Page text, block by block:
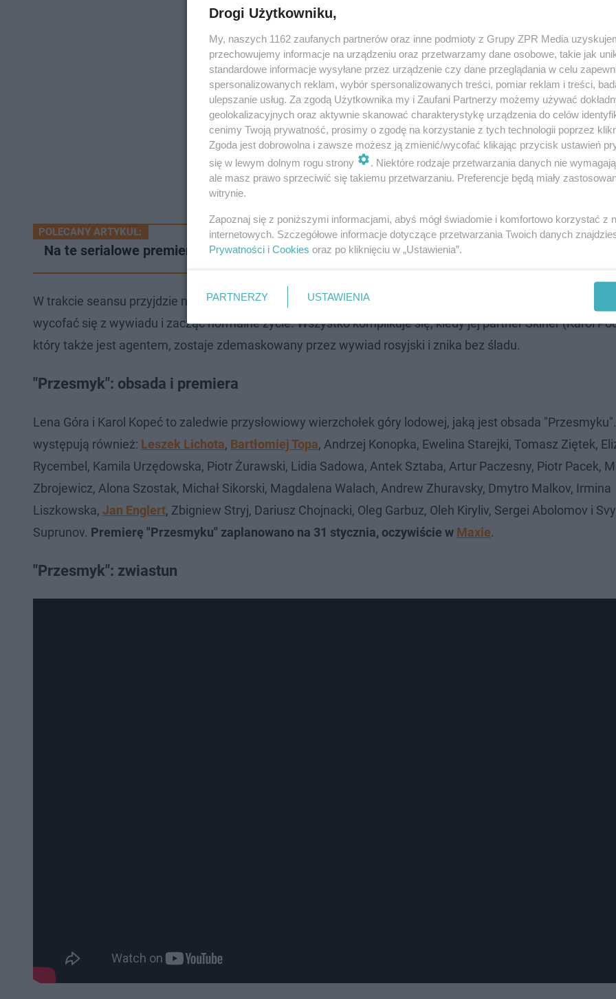
POLECANY ARTYKUŁ:
Na te serialowe premiery warto czekać w 2025 roku
W trakcie seansu przyjdzie nam śledzić losy Ewy Oginiec (w tej roli Lena Góra), która po osobistej tragedii
wycofać się z wywiadu i zacząć normalne życie. Wszystko komplikuje się, kiedy jej partner Skiner (Karol
który także jest agentem, zostaje zdemaskowany przez wywiad rosyjski i znika bez śladu.
"Przesmyk": obsada i premiera
Lena Góra i Karol Kopeć to zaledwie przysłowiowy wierzchołek góry lodowej, jaką jest obsada
występują również: Leszek Lichota, Bartłomiej Topa, Andrzej Konopka, Ewelina Starejki, Tomasz Ziętek,
Rycembel, Kamila Urzędowska, Piotr Żurawski, Lidia Sadowa, Antek Sztaba, Artur Paczesny, Piotr Pacek,
Zbrojewicz, Alona Szostak, Michał Sikorski, Magdalena Walach, Andrew Zhuravsky, Dmytro Malkov, Irmina
Liszkowska, Jan Englert, Zbigniew Stryj, Dariusz Chojnacki, Oleg Garbuz, Oleh Kiryliv, Sergei Abolomov i
Suprunov. Premierę "Przesmyku" zaplanowano na 31 stycznia, oczywiście w Maxie.
"Przesmyk": zwiastun
Drogi Użytkowniku,
My, naszych 1162 zaufanych partnerów oraz inne podmioty z Grupy ZPR Media
przechowujemy informacje na urządzeniu oraz przetwarzamy dane osobowe, takie jak
standardowe informacje wysyłane przez urządzenie czy dane przeglądania w celu
spersonalizowanych reklam, wybór spersonalizowanych treści, pomiar reklam i treści,
ulepszanie usług. Za zgodą Użytkownika my i Zaufani Partnerzy możemy używać
geolokalizacyjnych oraz aktywnie skanować charakterystykę urządzenia do celów
cenimy Twoją prywatność, prosimy o zgodę na korzystanie z tych technologii poprzez
Zgoda jest dobrowolna i zawsze możesz ją zmienić/wycofać klikając przycisk ustawień
się w lewym dolnym rogu strony
. Niektóre rodzaje przetwarzania danych nie
ale masz prawo sprzeciwić się takiemu przetwarzaniu. Preferencje będą miały
witrynie.
Zapoznaj się z poniższymi informacjami, abyś mógł świadomie i komfortowo korzystać z
internetowych. Szczegółowe informacje dotyczące przetwarzania Twoich danych
Prywatności i Cookies oraz po kliknięciu w „Ustawienia”.
PARTNERZY USTAWIENIA